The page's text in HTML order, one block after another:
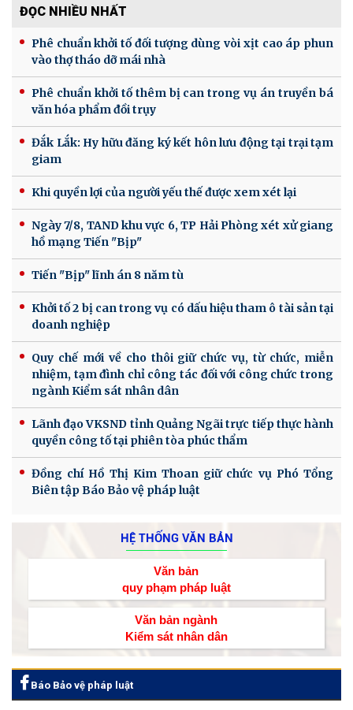
ĐỌC NHIỀU NHẤT
Phê chuẩn khởi tố đối tượng dùng vòi xịt cao áp phun
vào thợ tháo dỡ mái nhà
Phê chuẩn khởi tố thêm bị can trong vụ án truyền bá
văn hóa phẩm đồi trụy
Đắk Lắk: Hy hữu đăng ký kết hôn lưu động tại trại tạm
giam
Khi quyền lợi của người yếu thế được xem xét lại
Ngày 7/8, TAND khu vực 6, TP Hải Phòng xét xử giang
hồ mạng Tiến "Bịp"
Tiến "Bịp" lĩnh án 8 năm tù
Khởi tố 2 bị can trong vụ có dấu hiệu tham ô tài sản tại
doanh nghiệp
Quy chế mới về cho thôi giữ chức vụ, từ chức, miễn
nhiệm, tạm đình chỉ công tác đối với công chức trong
ngành Kiểm sát nhân dân
Lãnh đạo VKSND tỉnh Quảng Ngãi trực tiếp thực hành
quyền công tố tại phiên tòa phúc thẩm
Đồng chí Hồ Thị Kim Thoan giữ chức vụ Phó Tổng
Biên tập Báo Bảo vệ pháp luật
HỆ THỐNG VĂN BẢN
Văn bản
quy phạm pháp luật
Văn bản ngành
Kiểm sát nhân dân
Báo Bảo vệ pháp luật